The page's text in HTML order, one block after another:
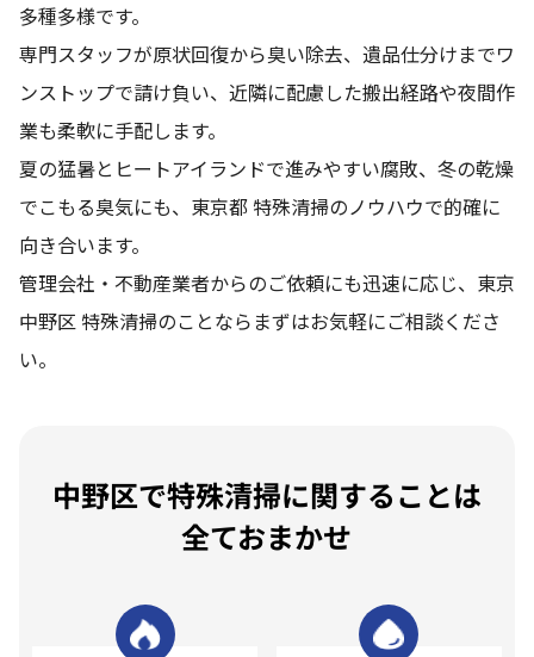
多種多様です。
専門スタッフが原状回復から臭い除去、遺品仕分けまでワ
ンストップで請け負い、近隣に配慮した搬出経路や夜間作
業も柔軟に手配します。
夏の猛暑とヒートアイランドで進みやすい腐敗、冬の乾燥
でこもる臭気にも、東京都 特殊清掃のノウハウで的確に
向き合います。
管理会社・不動産業者からのご依頼にも迅速に応じ、東京
中野区 特殊清掃のことならまずはお気軽にご相談くださ
い。
中野区で特殊清掃に関することは
全ておまかせ